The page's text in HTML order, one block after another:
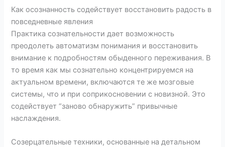
Как осознанность содействует восстановить радость в
повседневные явления
Практика сознательности дает возможность
преодолеть автоматизм понимания и восстановить
внимание к подробностям обыденного переживания. В
то время как мы сознательно концентрируемся на
актуальном времени, включаются те же мозговые
системы, что и при соприкосновении с новизной. Это
содействует “заново обнаружить” привычные
наслаждения.
Созерцательные техники, основанные на детальном